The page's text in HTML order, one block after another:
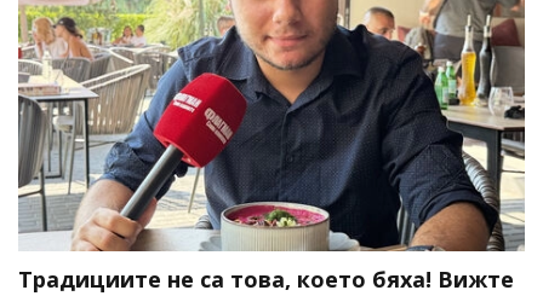
Традициите не са това, което бяха! Вижте